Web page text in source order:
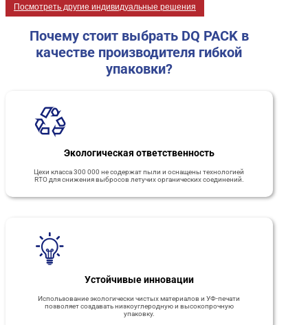
Посмотреть другие индивидуальные решения
Почему стоит выбрать DQ PACK в
качестве производителя гибкой
упаковки?
Экологическая ответственность
Цехи класса 300 000 не содержат пыли и оснащены технологией
RTO для снижения выбросов летучих органических соединений.
Устойчивые инновации
Использование экологически чистых материалов и УФ-печати
позволяет создавать низкоуглеродную и высокопрочную
упаковку.